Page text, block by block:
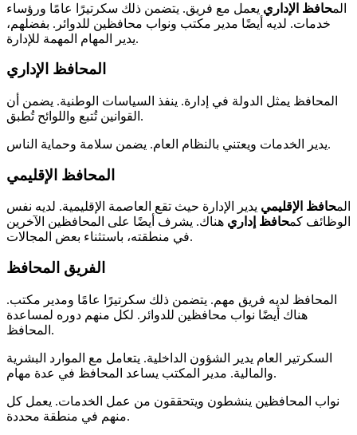
المحافظ الإداري يعمل مع فريق. يتضمن ذلك سكرتيرًا عامًا ورؤساء
خدمات. لديه أيضًا مدير مكتب ونواب محافظين للدوائر. بفضلهم،
يدير المهام المهمة للإدارة.
المحافظ الإداري
المحافظ يمثل الدولة في إدارة. ينفذ السياسات الوطنية. يضمن أن
القوانين تُتبع واللوائح تُطبق.
يدير الخدمات ويعتني بالنظام العام. يضمن سلامة وحماية الناس.
المحافظ الإقليمي
المحافظ الإقليمي يدير الإدارة حيث تقع العاصمة الإقليمية. لديه نفس
الوظائف كمحافظ إداري هناك. يشرف أيضًا على المحافظين الآخرين
في منطقته، باستثناء بعض المجالات.
الفريق المحافظ
المحافظ لديه فريق مهم. يتضمن ذلك سكرتيرًا عامًا ومدير مكتب.
هناك أيضًا نواب محافظين للدوائر. لكل منهم دوره لمساعدة
المحافظ.
السكرتير العام يدير الشؤون الداخلية. يتعامل مع الموارد البشرية
والمالية. مدير المكتب يساعد المحافظ في عدة مهام.
نواب المحافظين ينشطون ويتحققون من عمل الخدمات. يعمل كل
منهم في منطقة محددة.